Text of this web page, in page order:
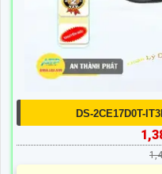
DS-2CE17D0T-